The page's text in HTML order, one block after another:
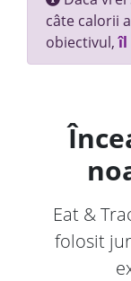
câte calorii
obiectivul,îl
Eat &
folosit